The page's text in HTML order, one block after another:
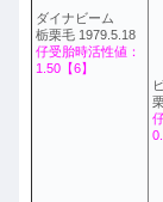
ダイナビーム
栃栗毛 1979.5.18
仔受胎時活性値：
1.50【6】